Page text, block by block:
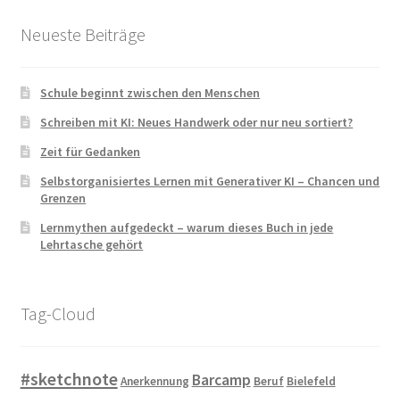
Neueste Beiträge
Schule beginnt zwischen den Menschen
Schreiben mit KI: Neues Handwerk oder nur neu sortiert?
Zeit für Gedanken
Selbstorganisiertes Lernen mit Generativer KI – Chancen und
Grenzen
Lernmythen aufgedeckt – warum dieses Buch in jede
Lehrtasche gehört
Tag-Cloud
#sketchnoteAnerkennung Barcamp Beruf Bielefeld